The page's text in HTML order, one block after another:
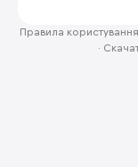
Правила
·